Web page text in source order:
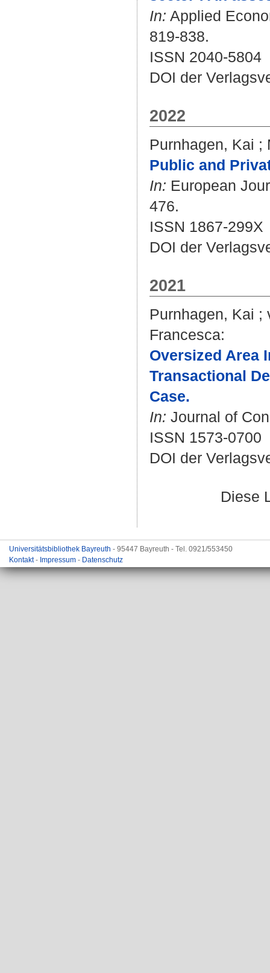
In: Applied
819-838.
ISSN 2040-5804
DOI der
2022
Purnhagen, Kai ;
Public and
In: European
476.
ISSN 1867-299X
DOI der
2021
Purnhagen, Kai ;
Francesca:
Oversized Area
Transactional
Case.
In: Journal of
ISSN 1573-0700
DOI der
Diese
Universitätsbibliothek Bayreuth - 95447 Bayreuth - Tel. 0921/553450
Kontakt- Impressum - Datenschutz